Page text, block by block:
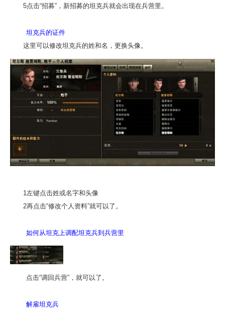
5点击“招募”，新招募的坦克兵就会出现在兵营里。
坦克兵的证件
这里可以修改坦克兵的姓和名，更换头像。
1左键点击姓或名字和头像
2再点击“修改个人资料”就可以了。
如何从坦克上调配坦克兵到兵营里
点击“调回兵营”，就可以了。
解雇坦克兵